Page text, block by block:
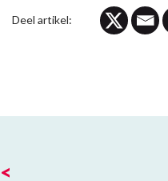
Deel artikel:
<